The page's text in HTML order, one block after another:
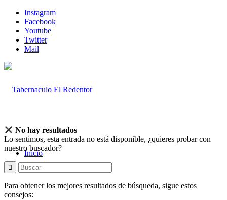
Instagram
Facebook
Youtube
Twitter
Mail
Inicio
No hay resultados
Lo sentimos, esta entrada no está disponible, ¿quieres probar con
nuestro buscador?
Para obtener los mejores resultados de búsqueda, sigue estos
consejos: